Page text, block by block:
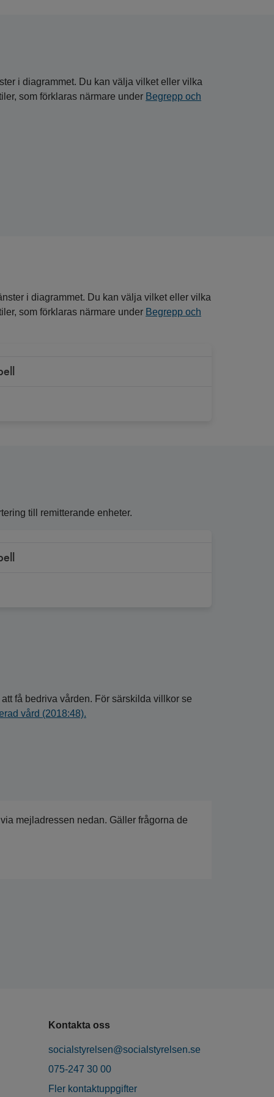
i diagrammet. Du kan välja vilket eller vilka
som förklaras närmare under Begrepp och
i diagrammet. Du kan välja vilket eller vilka
som förklaras närmare under Begrepp och
till remitterande enheter.
få bedriva vården. För särskilda villkor se
vård (2018:48).
mejladressen nedan. Gäller frågorna de
Kontakta oss
socialstyrelsen@socialstyrelsen.se
075-247 30 00
Fler kontaktuppgifter